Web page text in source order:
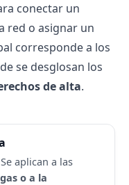
conectar un
red o asignar un
corresponde a los
se desglosan los
de alta.
Se aplican a las
o a la